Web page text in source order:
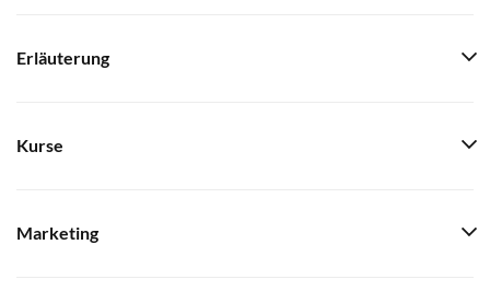
Erläuterung
Kurse
Marketing